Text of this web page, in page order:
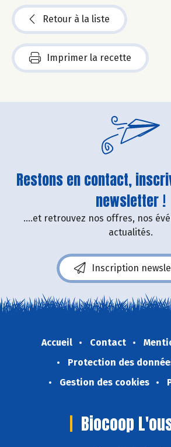
Retour à la liste
Imprimer la recette
Restons en contact,
newsletter !
....et retrouvez nos offres, nos
actualités.
Inscription
Accueil Contact
Protection des
Gestion des cookies
Biocoop